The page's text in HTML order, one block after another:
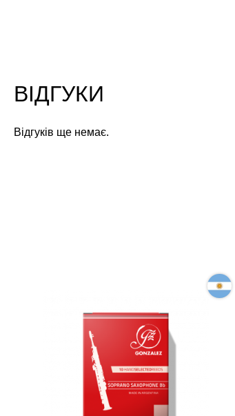
ВІДГУКИ
Відгуків ще немає.